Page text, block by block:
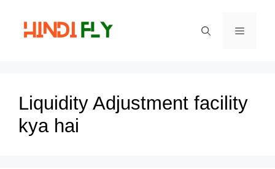
content
Menu
Liquidity Adjustment facility
kya hai